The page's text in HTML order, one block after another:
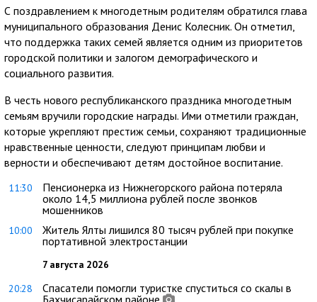
С поздравлением к многодетным родителям обратился глава
муниципального образования Денис Колесник. Он отметил,
что поддержка таких семей является одним из приоритетов
городской политики и залогом демографического и
социального развития.
В честь нового республиканского праздника многодетным
семьям вручили городские награды. Ими отметили граждан,
которые укрепляют престиж семьи, сохраняют традиционные
нравственные ценности, следуют принципам любви и
верности и обеспечивают детям достойное воспитание.
11:30
Пенсионерка из Нижнегорского района потеряла
около 14,5 миллиона рублей после звонков
мошенников
10:00
Житель Ялты лишился 80 тысяч рублей при покупке
портативной электростанции
7 августа 2026
20:28
Спасатели помогли туристке спуститься со скалы в
Бахчисарайском районе